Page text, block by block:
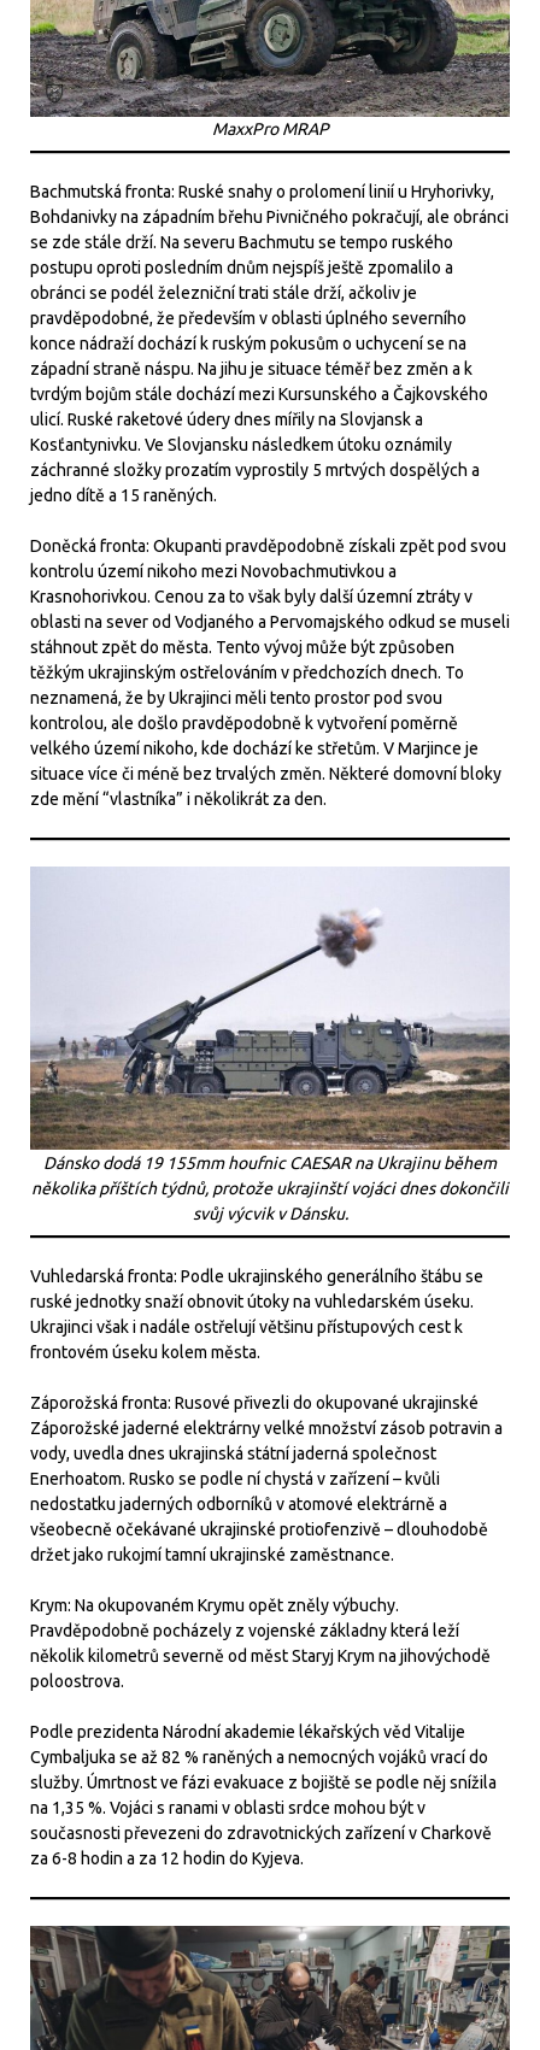
MaxxPro MRAP
Bachmutská fronta: Ruské snahy o prolomení linií u Hryhorivky,
Bohdanivky na západním břehu Pivničného pokračují, ale obránci
se zde stále drží. Na severu Bachmutu se tempo ruského
postupu oproti posledním dnům nejspíš ještě zpomalilo a
obránci se podél železniční trati stále drží, ačkoliv je
pravděpodobné, že především v oblasti úplného severního
konce nádraží dochází k ruským pokusům o uchycení se na
západní straně náspu. Na jihu je situace téměř bez změn a k
tvrdým bojům stále dochází mezi Kursunského a Čajkovského
ulicí. Ruské raketové údery dnes mířily na Slovjansk a
Kosťantynivku. Ve Slovjansku následkem útoku oznámily
záchranné složky prozatím vyprostily 5 mrtvých dospělých a
jedno dítě a 15 raněných.
Doněcká fronta: Okupanti pravděpodobně získali zpět pod svou
kontrolu území nikoho mezi Novobachmutivkou a
Krasnohorivkou. Cenou za to však byly další územní ztráty v
oblasti na sever od Vodjaného a Pervomajského odkud se museli
stáhnout zpět do města. Tento vývoj může být způsoben
těžkým ukrajinským ostřelováním v předchozích dnech. To
neznamená, že by Ukrajinci měli tento prostor pod svou
kontrolou, ale došlo pravděpodobně k vytvoření poměrně
velkého území nikoho, kde dochází ke střetům. V Marjince je
situace více či méně bez trvalých změn. Některé domovní bloky
zde mění “vlastníka” i několikrát za den.
Dánsko dodá 19 155mm houfnic CAESAR na Ukrajinu během
několika příštích týdnů, protože ukrajinští vojáci dnes dokončili
svůj výcvik v Dánsku.
Vuhledarská fronta: Podle ukrajinského generálního štábu se
ruské jednotky snaží obnovit útoky na vuhledarském úseku.
Ukrajinci však i nadále ostřelují většinu přístupových cest k
frontovém úseku kolem města.
Záporožská fronta: Rusové přivezli do okupované ukrajinské
Záporožské jaderné elektrárny velké množství zásob potravin a
vody, uvedla dnes ukrajinská státní jaderná společnost
Enerhoatom. Rusko se podle ní chystá v zařízení – kvůli
nedostatku jaderných odborníků v atomové elektrárně a
všeobecně očekávané ukrajinské protiofenzivě – dlouhodobě
držet jako rukojmí tamní ukrajinské zaměstnance.
Krym: Na okupovaném Krymu opět zněly výbuchy.
Pravděpodobně pocházely z vojenské základny která leží
několik kilometrů severně od měst Staryj Krym na jihovýchodě
poloostrova.
Podle prezidenta Národní akademie lékařských věd Vitalije
Cymbaljuka se až 82 % raněných a nemocných vojáků vrací do
služby. Úmrtnost ve fázi evakuace z bojiště se podle něj snížila
na 1,35 %. Vojáci s ranami v oblasti srdce mohou být v
současnosti převezeni do zdravotnických zařízení v Charkově
za 6-8 hodin a za 12 hodin do Kyjeva.